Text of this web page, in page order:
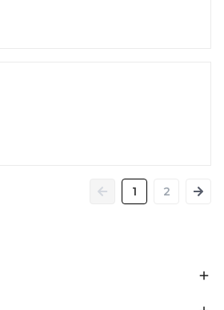
1 2